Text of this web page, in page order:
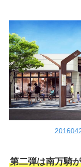
第二弾は南万騎